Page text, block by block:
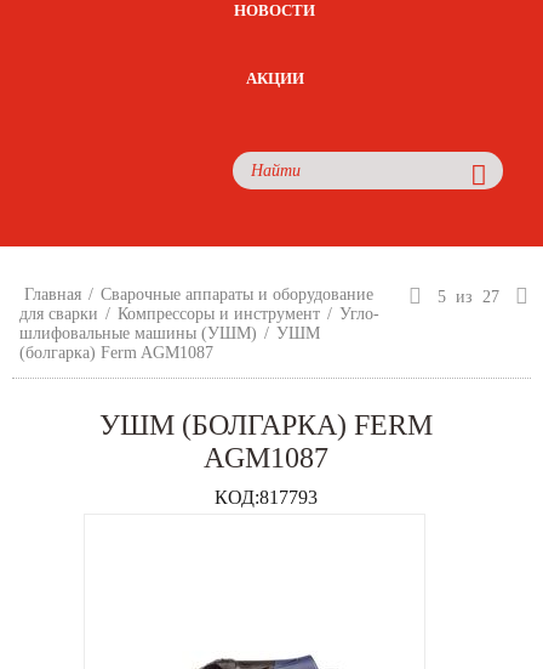
НОВОСТИ
АКЦИИ
Главная / Сварочные аппараты и оборудование
для сварки / Компрессоры и инструмент / Угло-
шлифовальные машины (УШМ) / УШМ
(болгарка) Ferm AGM1087
5 из 27
УШМ (БОЛГАРКА) FERM
AGM1087
КОД:817793